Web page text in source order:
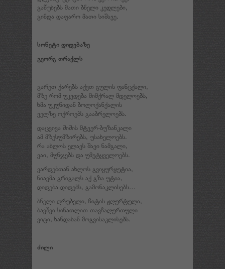
გაწუხებს მათი ბნელი კედლები,
გინდა დაფარო მათი სიშავე.
სონეტი დიდებაზე
გეორგ თრაქლს
გარეთ ქარებს აქვთ გულის ფანცქალი,
მზე რომ უკვდება მიმქრალ მდელოებს,
ხმა უკუნიდან ბოლოქანქალის
ველზე ოქროებს გააბრელოებს.
დაცვივა შიშის მტვერ-ბუზანკალი
ამ მზესუმზირებს, უსახელოებს.
რა ახლოს ელავს შავი ნამგალი,
ვაი, მუნჯებს და უმეტყველოებს.
ვარდებთან ახლოს გვიყურყუტია,
ნიავმა გრიგალს აქ გზა უტია,
დიდება დიდებს, გამონაკლისებს…
ბნელი ღრუბელი, ჩიტის ჟღურტული,
ბავშვი სინათლით თავჩაღურთული
ვიცი, ხანდახან მოგვისაკლისებს.
ძილი